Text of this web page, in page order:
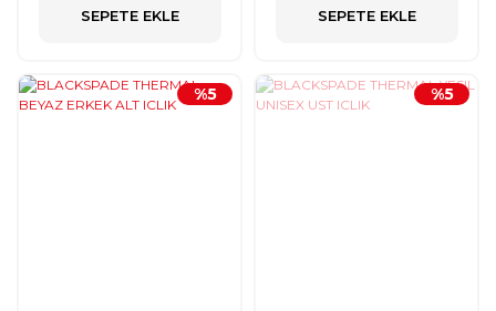
SEPETE EKLE SEPETE EKLE
%5 %5